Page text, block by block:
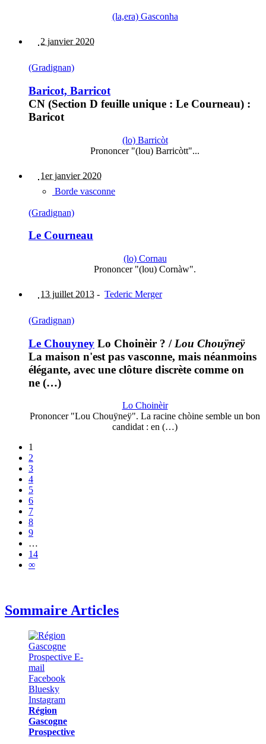
(la,era) Gasconha
2 janvier 2020
(Gradignan)
Baricot, Barricot
CN (Section D feuille unique : Le Courneau) :
Baricot
(lo) Barricòt
Prononcer "(lou) Barricòtt"...
1er janvier 2020
Borde vasconne
(Gradignan)
Le Courneau
(lo) Cornau
Prononcer "(lou) Cornàw".
13 juillet 2013 - Tederic Merger
(Gradignan)
Le Chouyney Lo Choinèir ? / Lou Chouÿneÿ
La maison n'est pas vasconne, mais néanmoins
élégante, avec une clôture discrète comme on
ne (…)
Lo Choinèir
Prononcer "Lou Chouÿneÿ". La racine chòine semble un bon
candidat : en (…)
1
2
3
4
5
6
7
8
9
…
14
∞
Sommaire Articles
Région
Gascogne
Prospective